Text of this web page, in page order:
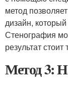
метод
дизайн,
Стенография
результат стоит
Метод 3: